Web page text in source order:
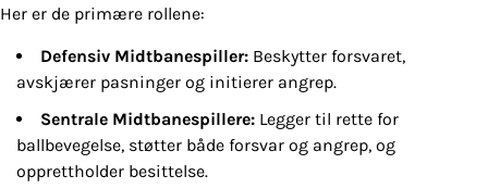
Her er de primære rollene:
Defensiv Midtbanespiller: Beskytter forsvaret,
avskjærer pasninger og initierer angrep.
Sentrale Midtbanespillere: Legger til rette for
ballbevegelse, støtter både forsvar og angrep, og
opprettholder besittelse.